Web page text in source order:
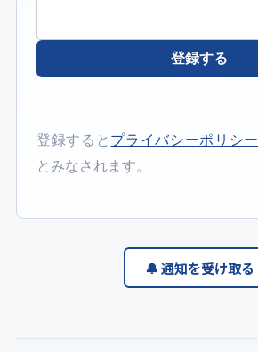
登録する
登録すると プライバシーポリシー
とみなされます。
🔔 通知を受け取る